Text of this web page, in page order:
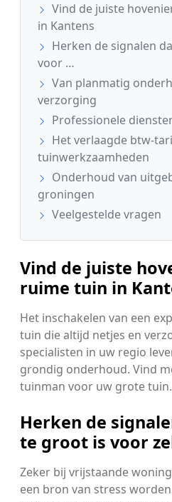
Vind de juiste
in Kantens
Herken de signalen
voor …
Van planmatig
verzorging
Professionele
Het verlaagde btw-
tuinwerkzaamheden
Onderhoud van
groningen
Veelgestelde vragen
Vind de juiste
ruime tuin in
Het inschakelen van een
tuin die altijd netjes en
specialisten in uw regio
grondig onderhoud. Vind
tuinman voor uw grote tuin.
Herken de
te groot is voor
Zeker bij vrijstaande
een bron van stress